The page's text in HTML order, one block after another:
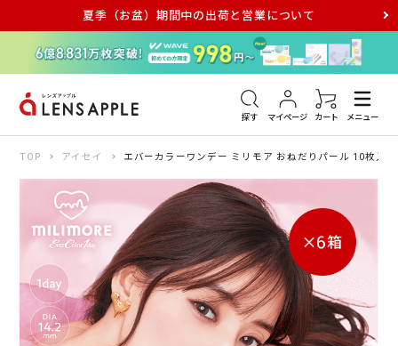
夏季（お盆）期間中の出荷と営業について
探す マイページ カート メニュー
アキュビュー メダリスト メガネ
TOP アイセイ エバーカラーワンデー ミリモア おねだりパール 10枚入